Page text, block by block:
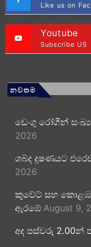
Like us on
Youtube
Subscribe US
නවතම
ඩෙංගු රෝගීන්
2026
ශබ්ද දූෂණයට
2026
කුවේට් සහ කොළඹ
ඇරඹේ August 9,
අද පස්වරු 2.00න්